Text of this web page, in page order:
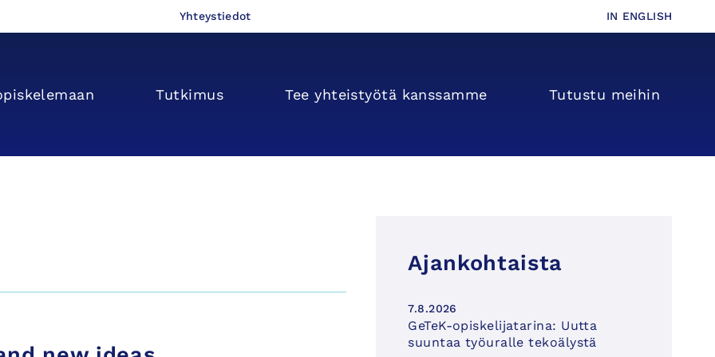
Yhteystiedot IN ENGLISH
Tutkimus Tee yhteis­­työtä kanssamme Tutustu meihin
Ajankohtaista
7.8.2026
GeTeK-opiskelijatarina: Uutta
suuntaa työuralle tekoälystä